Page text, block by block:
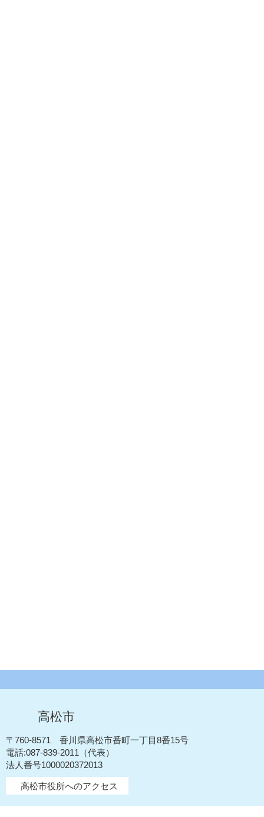
高松市
〒760-8571 香川県高松市番町一丁目8番15号
電話:087-839-2011（代表）
法人番号1000020372013
高松市役所へのアクセス